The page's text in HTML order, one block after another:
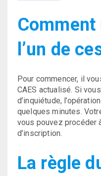
Comment
l’un de
Pour commencer, il
CAES actualisé. Si
d’inquiétude,
quelques minutes.
vous pouvez procéder
d’inscription.
La règle